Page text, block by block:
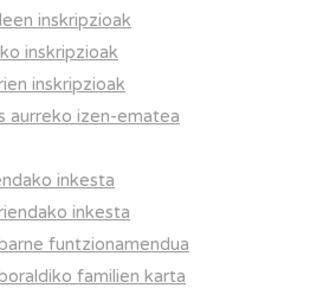
inskripzioak
inskripzioak
inskripzioak
aurreko izen-ematea
inkesta
inkesta
funtzionamendua
familien karta